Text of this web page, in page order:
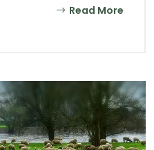
Read More